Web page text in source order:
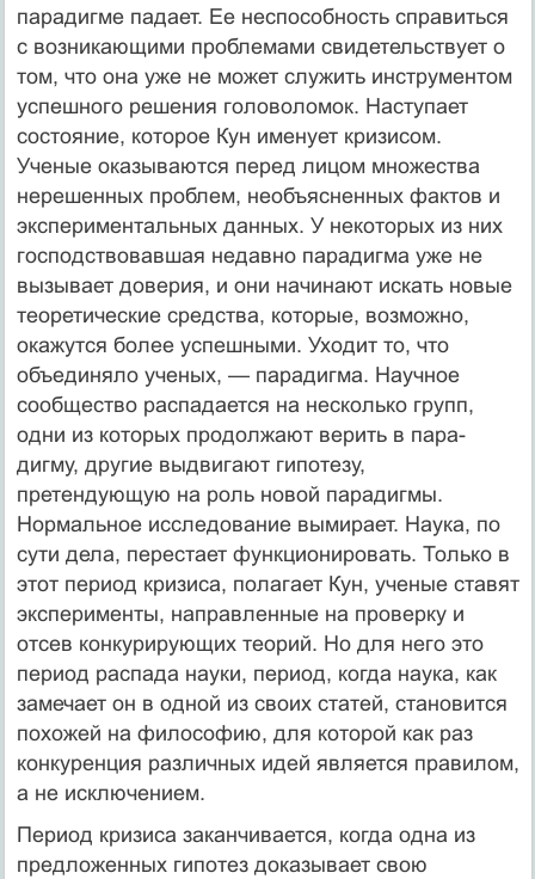
парадигме падает. Ее неспо­собность справиться
с возникающими проблемами свидетельствует о
том, что она уже не может служить инструментом
успешного решения голово­ломок. Наступает
состояние, которое Кун именует кризисом.
Ученые оказываются перед лицом множества
нерешенных проблем, необъясненных фактов и
экспериментальных данных. У некоторых из них
господствовав­шая недавно парадигма уже не
вызывает доверия, и они начинают искать новые
теоретические средства, которые, возможно,
окажутся более успеш­ными. Уходит то, что
объединяло ученых, — парадигма. Научное
сообщество распадается на несколько групп,
одни из которых продолжают верить в пара­
дигму, другие выдвигают гипотезу,
претендующую на роль новой парадигмы.
Нормальное исследование вымирает. Наука, по
сути дела, перестает функционировать. Только в
этот период кризиса, полагает Кун, ученые ставят
эксперименты, направленные на проверку и
отсев конкурирующих теорий. Но для него это
период распада науки, период, когда наука, как
замечает он в одной из своих статей, становится
похожей на философию, для которой как раз
конкуренция различных идей является правилом,
а не исключением.
Период кризиса заканчивается, когда одна из
предложенных гипотез доказывает свою